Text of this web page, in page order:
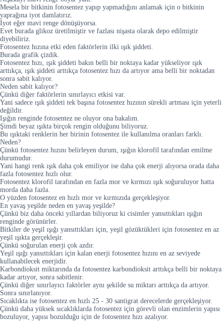
Mesela bir bitkinin fotosentez yapıp yapmadığını anlamak için o bitkinin
yaprağına iyot damlatırız.
İyot eğer mavi renge dönüşüyorsa.
Evet burada glikoz üretilmiştir ve fazlası nişasta olarak depo edilmiştir
diyebiliriz.
Fotosentez hızına etki eden faktörlerin ilki ışık şiddeti.
Burada grafik çizdik.
Fotosentez hızı, ışık şiddeti bakın belli bir noktaya kadar yükseliyor ışık
arttıkça, ışık şiddeti arttıkça fotosentez hızı da artıyor ama belli bir noktadan
sonra sabit kalıyor.
Neden sabit kalıyor?
Çünkü diğer faktörlerin sınırlayıcı etkisi var.
Yani sadece ışık şiddeti tek başına fotosentez hızının sürekli artması için yeterli
değildir.
Işığın renginde fotosentez ne oluyor ona bakalım.
Şimdi beyaz ışıkta birçok rengin olduğunu biliyoruz.
Bu ışıktaki renklerin her birinin fotosentez ile kullanılma oranları farklı.
Neden?
Çünkü fotosentez hızını belirleyen durum, ışığın klorofil tarafından emilme
durumudur.
Yani hangi renk ışık daha çok emiliyor ise daha çok enerji alıyorsa orada daha
fazla fotosentez hızlı olur.
Fotosentez klorofil tarafından en fazla mor ve kırmızı ışık soğuruluyor hatta
morda daha fazla.
O yüzden fotosentez en hızlı mor ve kırmızıda gerçekleşiyor.
En yavaş yeşilde neden en yavaş yeşilde?
Çünkü biz daha önceki yıllardan biliyoruz ki cisimler yansıttıkları ışığın
renginde görünürler.
Bitkiler de yeşil ışığı yansıttıkları için, yeşil gözüktükleri için fotosentez en az
yeşil ışıkta gerçekleşir.
Çünkü soğurulan enerji çok azdır.
Yeşil ışığı yansıttıkları için kalan enerji fotosentez hızını en az seviyede
kullanabilecek enerjidir.
Karbondioksit miktarında da fotosentez karbondioksit arttıkça belli bir noktaya
kadar artıyor, sonra sabitlenir.
Çünkü diğer sınırlayıcı faktörler aynı şekilde su miktarı arttıkça da artıyor.
Sonra sınırlanıyor.
Sıcaklıkta ise fotosentez en hızlı 25 - 30 santigrat derecelerde gerçekleşiyor.
Çünkü daha yüksek sıcaklıklarda fotosentez için görevli olan enzimlerin yapısı
bozuluyor, yapısı bozulduğu için de fotosentez hızı azalıyor.